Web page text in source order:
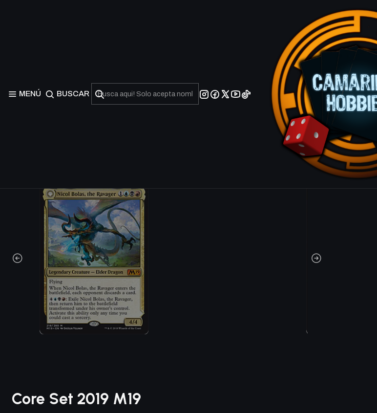
MENÚ BUSCAR
|
COMPARTIR
Core Set 2019 M19